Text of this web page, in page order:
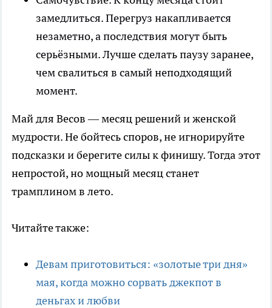
замедлиться. Перегруз накапливается
незаметно, а последствия могут быть
серьёзными. Лучше сделать паузу заранее,
чем свалиться в самый неподходящий
момент.
Май для Весов — месяц решений и женской
мудрости. Не бойтесь споров, не игнорируйте
подсказки и берегите силы к финишу. Тогда этот
непростой, но мощный месяц станет
трамплином в лето.
Читайте также:
Девам приготовиться: «золотые три дня»
мая, когда можно сорвать джекпот в
деньгах и любви